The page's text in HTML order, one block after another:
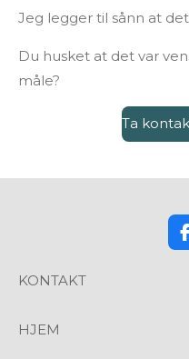
Jeg legger til sånn at
Du husket at det var
måle?
Ta
F
KONTAKT
HJEM